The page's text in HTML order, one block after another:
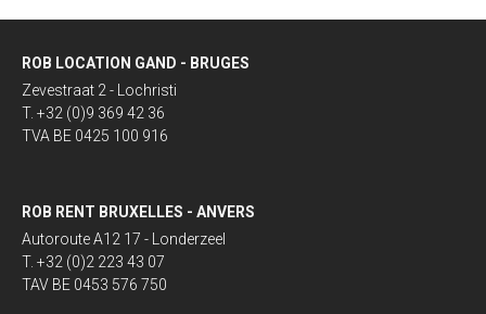
ROB LOCATION GAND - BRUGES
Zevestraat 2 - Lochristi
T. +32 (0)9 369 42 36
TVA BE 0425 100 916
ROB RENT BRUXELLES - ANVERS
Autoroute A12 17 - Londerzeel
T. +32 (0)2 223 43 07
TAV BE 0453 576 750